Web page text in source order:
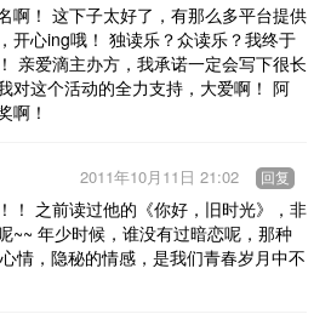
啊！ 这下子太好了，有那么多平台提供
开心ing哦！ 独读乐？众读乐？我终于
亲爱滴主办方，我承诺一定会写下很长
对这个活动的全力支持，大爱啊！ 阿
啊！
！ 之前读过他的《你好，旧时光》，非
~~ 年少时候，谁没有过暗恋呢，那种
情，隐秘的情感，是我们青春岁月中不
2011年10月11日 21:02 回复